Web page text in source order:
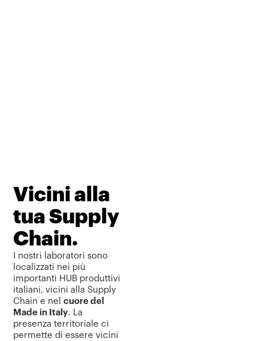
Vicini alla
tua Supply
Chain.
I nostri laboratori sono
localizzati nei più
importanti HUB produttivi
italiani, vicini alla Supply
Chain e nelcuore del
Made in Italy. La
presenza territoriale ci
permette di essere vicini